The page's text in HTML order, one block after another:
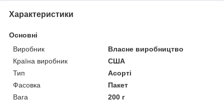
Характеристики
Основні
Виробник
Власне виробництво
Країна виробник
США
Тип
Асорті
Фасовка
Пакет
Вага
200 г